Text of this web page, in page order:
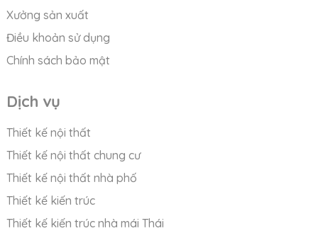
Xưởng sản xuất
Điều khoản sử dụng
Chính sách bảo mật
Dịch vụ
Thiết kế nội thất
Thiết kế nội thất chung cư
Thiết kế nội thất nhà phố
Thiết kế kiến trúc
Thiết kế kiến trúc nhà mái Thái